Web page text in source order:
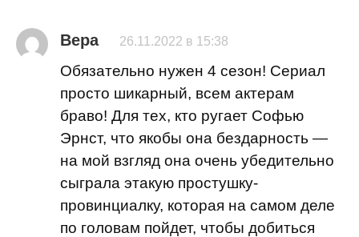
Вера 26.11.2022 в 15:38
Обязательно нужен 4 сезон! Сериал
просто шикарный, всем актерам
браво! Для тех, кто ругает Софью
Эрнст, что якобы она бездарность —
на мой взгляд она очень убедительно
сыграла этакую простушку-
провинциалку, которая на самом деле
по головам пойдет, чтобы добиться